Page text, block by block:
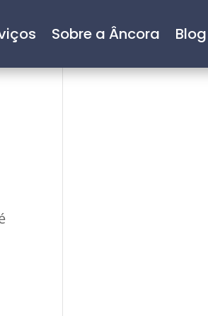
Sobre a Âncora Blog